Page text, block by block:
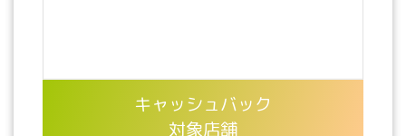
キャッシュバック
対象店舗